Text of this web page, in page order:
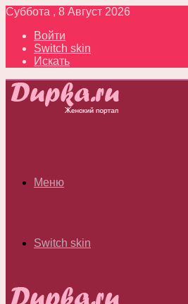
Суббота , 8 Август 2026
Войти
Switch skin
Искать
Меню
Switch skin